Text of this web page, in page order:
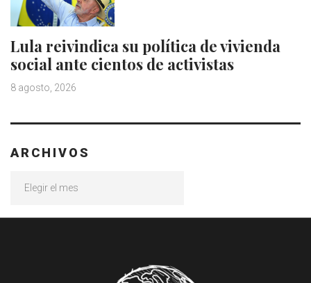
Lula reivindica su política de vivienda
social ante cientos de activistas
8 agosto, 2026
ARCHIVOS